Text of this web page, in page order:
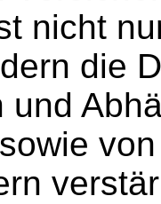
nicht
die
und